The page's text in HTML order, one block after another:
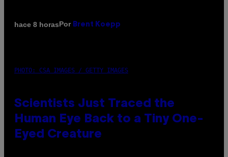
hace 8 horasPor Brent Koepp
PHOTO: CSA IMAGES / GETTY IMAGES
Scientists Just Traced the
Human Eye Back to a Tiny One-
Eyed Creature